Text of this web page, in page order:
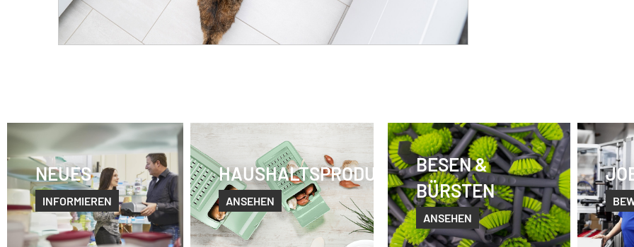
NEUES
INFORMIEREN
HAUSHALTSPRODUKTE
ANSEHEN
BESEN &
BÜRSTEN
ANSEHEN